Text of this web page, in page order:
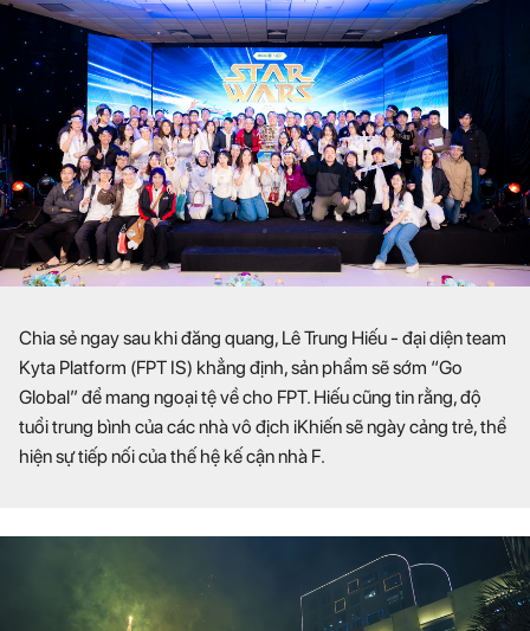
Chia sẻ ngay sau khi đăng quang, Lê Trung Hiếu - đại diện team
Kyta Platform (FPT IS) khẳng định, sản phẩm sẽ sớm “Go
Global” để mang ngoại tệ về cho FPT. Hiếu cũng tin rằng, độ
tuổi trung bình của các nhà vô địch iKhiến sẽ ngày cảng trẻ, thể
hiện sự tiếp nối của thế hệ kế cận nhà F.